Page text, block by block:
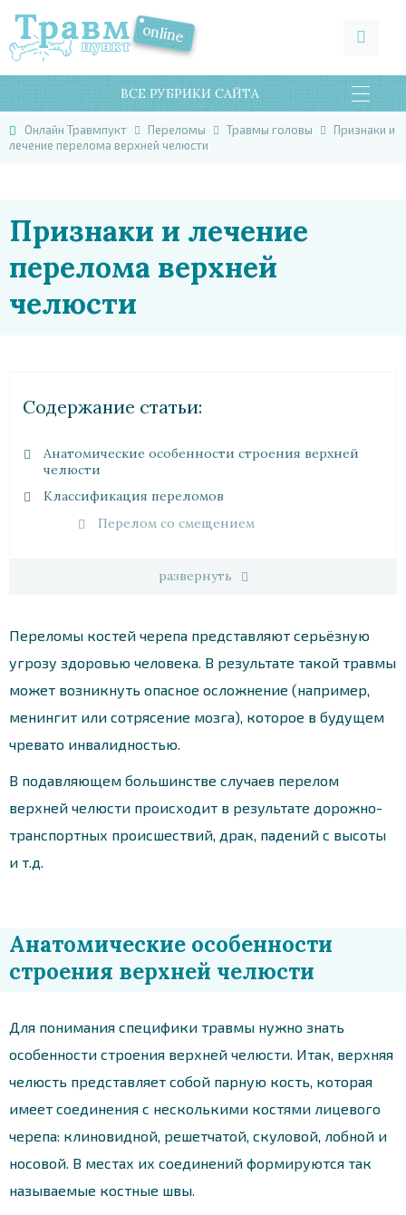
ВСЕ РУБРИКИ САЙТА
Онлайн Травмпукт Переломы Травмы головы
Признаки и
лечение перелома верхней челюсти
Признаки и лечение
перелома верхней
челюсти
Cодержание статьи:
Анатомические особенности строения верхней
челюсти
Классификация переломов
Перелом со смещением
развернуть
Переломы костей черепа представляют серьёзную
угрозу здоровью человека. В результате такой травмы
может возникнуть опасное осложнение (например,
менингит или сотрясение мозга), которое в будущем
чревато инвалидностью.
В подавляющем большинстве случаев перелом
верхней челюсти происходит в результате дорожно-
транспортных происшествий, драк, падений с высоты
и т.д.
Анатомические особенности
строения верхней челюсти
Для понимания специфики травмы нужно знать
особенности строения верхней челюсти. Итак, верхняя
челюсть представляет собой парную кость, которая
имеет соединения с несколькими костями лицевого
черепа: клиновидной, решетчатой, скуловой, лобной и
носовой. В местах их соединений формируются так
называемые костные швы.